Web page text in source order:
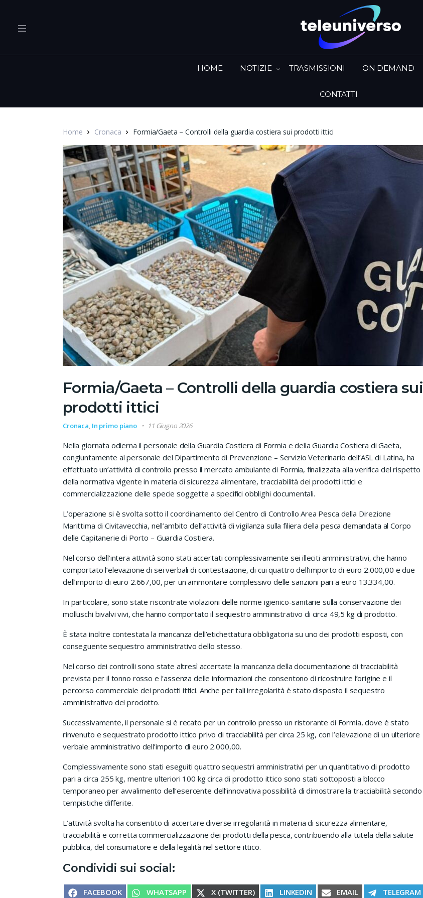
HOME NOTIZIE TRASMISSIONI ON DEMAND
CONTATTI
Home Cronaca Formia/Gaeta – Controlli della guardia costiera sui prodotti ittici
Formia/Gaeta – Controlli della guardia costiera sui
prodotti ittici
Cronaca, In primo piano 11 Giugno 2026
Nella giornata odierna il personale della Guardia Costiera di Formia e della Guardia Costiera di Gaeta,
congiuntamente al personale del Dipartimento di Prevenzione – Servizio Veterinario dell’ASL di Latina, ha
effettuato un’attività di controllo presso il mercato ambulante di Formia, finalizzata alla verifica del rispetto
della normativa vigente in materia di sicurezza alimentare, tracciabilità dei prodotti ittici e
commercializzazione delle specie soggette a specifici obblighi documentali.
L’operazione si è svolta sotto il coordinamento del Centro di Controllo Area Pesca della Direzione
Marittima di Civitavecchia, nell’ambito dell’attività di vigilanza sulla filiera della pesca demandata al Corpo
delle Capitanerie di Porto – Guardia Costiera.
Nel corso dell’intera attività sono stati accertati complessivamente sei illeciti amministrativi, che hanno
comportato l’elevazione di sei verbali di contestazione, di cui quattro dell’importo di euro 2.000,00 e due
dell’importo di euro 2.667,00, per un ammontare complessivo delle sanzioni pari a euro 13.334,00.
In particolare, sono state riscontrate violazioni delle norme igienico-sanitarie sulla conservazione dei
molluschi bivalvi vivi, che hanno comportato il sequestro amministrativo di circa 49,5 kg di prodotto.
È stata inoltre contestata la mancanza dell’etichettatura obbligatoria su uno dei prodotti esposti, con
conseguente sequestro amministrativo dello stesso.
Nel corso dei controlli sono state altresì accertate la mancanza della documentazione di tracciabilità
prevista per il tonno rosso e l’assenza delle informazioni che consentono di ricostruire l’origine e il
percorso commerciale dei prodotti ittici. Anche per tali irregolarità è stato disposto il sequestro
amministrativo del prodotto.
Successivamente, il personale si è recato per un controllo presso un ristorante di Formia, dove è stato
rinvenuto e sequestrato prodotto ittico privo di tracciabilità per circa 25 kg, con l’elevazione di un ulteriore
verbale amministrativo dell’importo di euro 2.000,00.
Complessivamente sono stati eseguiti quattro sequestri amministrativi per un quantitativo di prodotto
pari a circa 255 kg, mentre ulteriori 100 kg circa di prodotto ittico sono stati sottoposti a blocco
temporaneo per avvalimento dell’esercente dell’innovativa possibilità di dimostrare la tracciabilità secondo
tempistiche differite.
L’attività svolta ha consentito di accertare diverse irregolarità in materia di sicurezza alimentare,
tracciabilità e corretta commercializzazione dei prodotti della pesca, contribuendo alla tutela della salute
pubblica, del consumatore e della legalità nel settore ittico.
Condividi sui social:
SHARE ON
FACEBOOK SHARE ON
WHATSAPP SHARE ON
X (TWITTER) SHARE ON
LINKEDIN SHARE ON
EMAIL SHARE ON
TELEGRAM